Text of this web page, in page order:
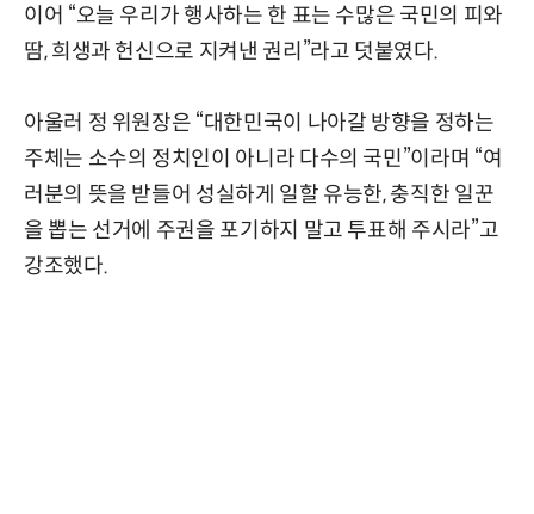
이어 “오늘 우리가 행사하는 한 표는 수많은 국민의 피와
땀, 희생과 헌신으로 지켜낸 권리”라고 덧붙였다.
아울러 정 위원장은 “대한민국이 나아갈 방향을 정하는
주체는 소수의 정치인이 아니라 다수의 국민”이라며 “여
러분의 뜻을 받들어 성실하게 일할 유능한, 충직한 일꾼
을 뽑는 선거에 주권을 포기하지 말고 투표해 주시라”고
강조했다.